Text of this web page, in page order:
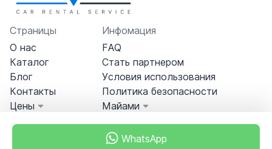
WhatsApp
Страницы
О нас
Каталог
Блог
Контакты
Цены
Инфомация
FAQ
Стать партнером
Условия использования
Политика безопасности
Майами